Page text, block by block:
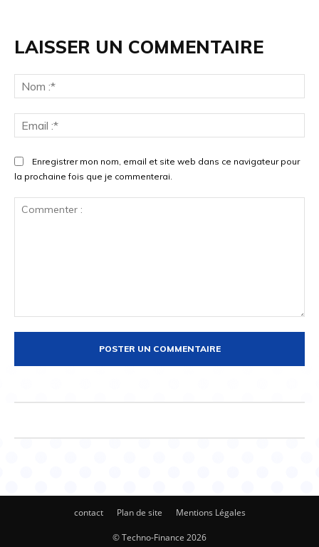
LAISSER UN COMMENTAIRE
:*
:*
Enregistrer mon nom, email et site web dans ce navigateur pour
la prochaine fois que je commenterai.
contact Plan de site Mentions Légales
© Techno-Finance 2026